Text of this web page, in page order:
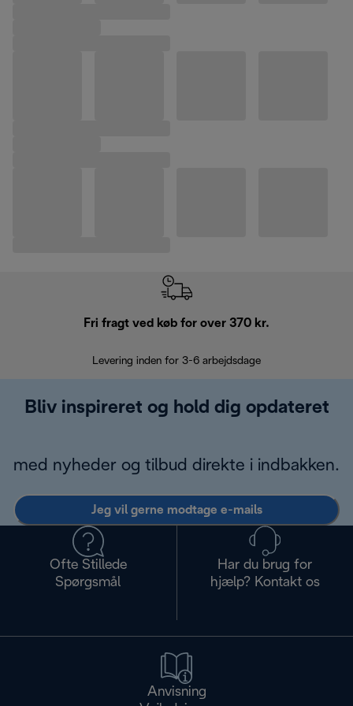
Fri fragt ved køb for over 370 kr.
Levering inden for 3-6 arbejdsdage
Bliv inspireret og hold dig opdateret
med nyheder og tilbud direkte i indbakken.
Jeg vil gerne modtage e-mails
Ofte Stillede
Spørgsmål
Har du brug for
hjælp? Kontakt os
Anvisning